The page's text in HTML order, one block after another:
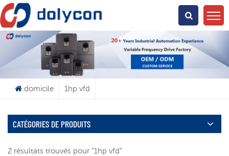
Que Cherchez-Vous?
domicile 1hp vfd
CATÉGORIES DE PRODUITS
2 résultats trouvés pour "1hp vfd"